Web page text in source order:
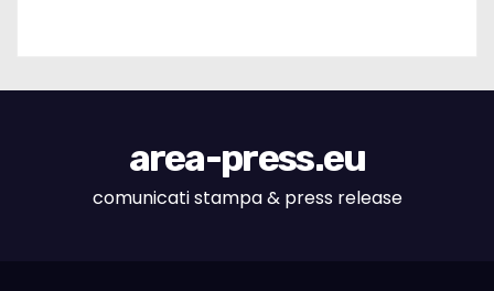
area-press.eu
comunicati stampa & press release